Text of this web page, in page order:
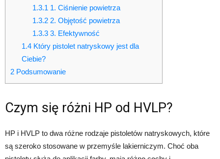
1.3.1 1. Ciśnienie powietrza
1.3.2 2. Objętość powietrza
1.3.3 3. Efektywność
1.4Który pistolet natryskowy jest dla
Ciebie?
2 Podsumowanie
Czym się różni HP od HVLP?
HP i HVLP to dwa różne rodzaje pistoletów natryskowych, które
są szeroko stosowane w przemyśle lakierniczym. Choć oba